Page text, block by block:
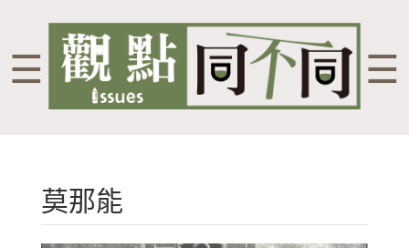
☰ ☰
莫那能